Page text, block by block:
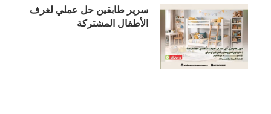
سرير طابقين حل عملي لغرف
الأطفال المشتركة